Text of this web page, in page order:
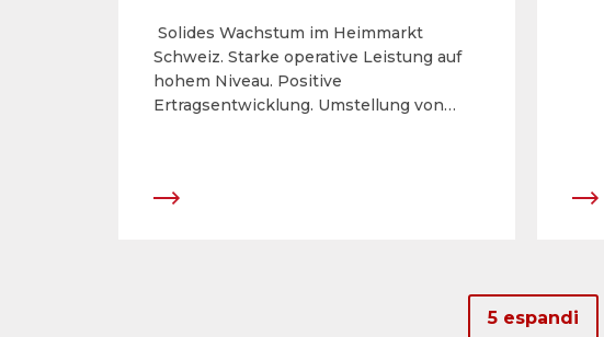
Solides Wachstum im Heimmarkt
Schweiz. Starke operative Leistung auf
hohem Niveau. Positive
Ertragsentwicklung. Umstellung von
5 espandi